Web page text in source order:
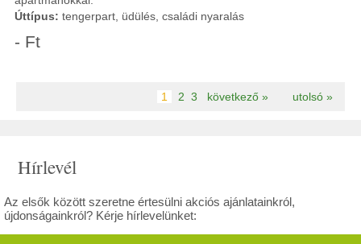
Úttípus: tengerpart, üdülés, családi nyaralás
- Ft
1 2 3 következő » utolsó »
Hírlevél
Az elsők között szeretne értesülni akciós ajánlatainkról,
újdonságainkról? Kérje hírlevelünket: